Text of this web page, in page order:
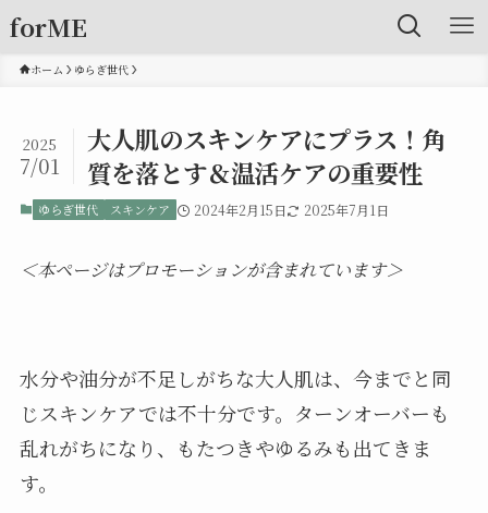
forME
ホーム ゆらぎ世代
大人肌のスキンケアにプラス！角
質を落とす＆温活ケアの重要性
2025
7/01
ゆらぎ世代 スキンケア 2024年2月15日 2025年7月1日
＜本ページはプロモーションが含まれています＞
水分や油分が不足しがちな大人肌は、今までと同
じスキンケアでは不十分です。ターンオーバーも
乱れがちになり、もたつきやゆるみも出てきま
す。